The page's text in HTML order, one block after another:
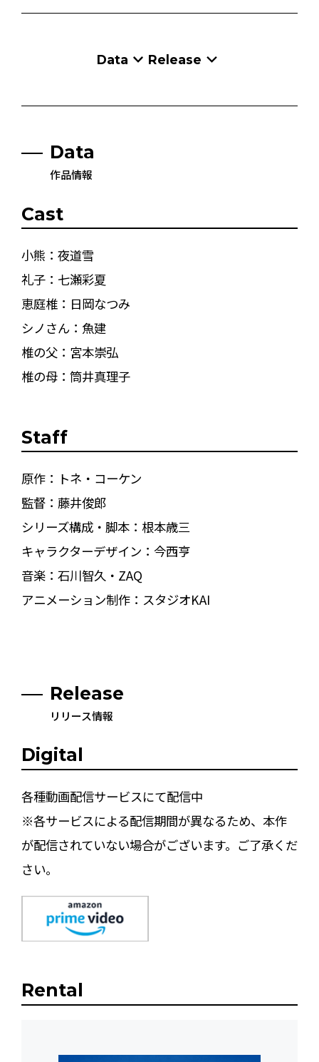
Data Release
Data
作品情報
Cast
小熊：夜道雪
礼子：七瀬彩夏
恵庭椎：日岡なつみ
シノさん：魚建
椎の父：宮本崇弘
椎の母：筒井真理子
Staff
原作：トネ・コーケン
監督：藤井俊郎
シリーズ構成・脚本：根本歳三
キャラクターデザイン：今西亨
音楽：石川智久・ZAQ
アニメーション制作：スタジオKAI
Release
リリース情報
Digital
各種動画配信サービスにて配信中
※各サービスによる配信期間が異なるため、本作
が配信されていない場合がございます。ご了承くだ
さい。
Rental